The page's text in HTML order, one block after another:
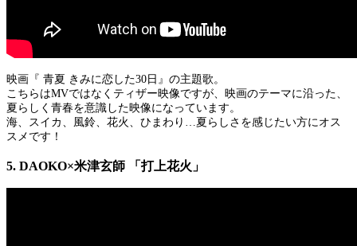
映画『 青夏 きみに恋した30日』の主題歌。
こちらはMVではなくティザー映像ですが、映画のテーマに沿った、
夏らしく青春を意識した映像になっています。
海、スイカ、風鈴、花火、ひまわり…夏らしさを感じたい方にオス
スメです！
5. DAOKO×米津玄師 「打上花火」